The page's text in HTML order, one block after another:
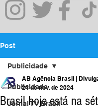
Post
Publicidade
Jornal TV Brasil
Publicidade
Brasil hoje está na
AB Agência Brasil |
24 de nov. de 2024